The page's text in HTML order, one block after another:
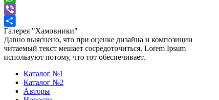
WhatsApp
Viber
Отправить
Галерея "Хамовники"
Давно выяснено, что при оценке дизайна и композиции
читаемый текст мешает сосредоточиться. Lorem Ipsum
используют потому, что тот обеспечивает.
Каталог №1
Каталог №2
Авторы